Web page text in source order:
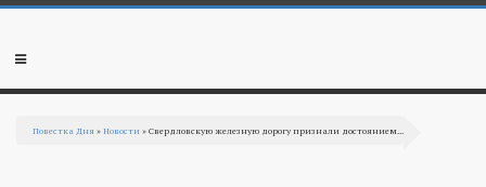
Перейти к основному содержанию
Мобильное
Повестка Дня »Новости » Свердловскую железную дорогу признали достоянием...